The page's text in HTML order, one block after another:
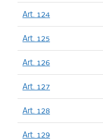
Art. 124
Art. 125
Art. 126
Art. 127
Art. 128
Art. 129